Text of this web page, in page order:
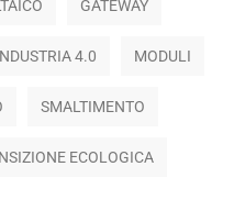
GATEWAY
4.0 MODULI
SMALTIMENTO
ECOLOGICA